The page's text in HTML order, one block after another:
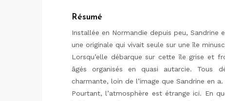
Résumé
Installée en Normandie depuis peu, Sandrine
une originale qui vivait seule sur une île
Lorsqu’elle débarque sur cette île grise et
âgés organisés en quasi autarcie. Tous
charmante, loin de l’image que Sandrine en a.
Pourtant, l’atmosphère est étrange ici. En